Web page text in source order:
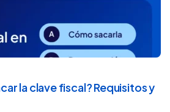
la clave fiscal? Requisitos y